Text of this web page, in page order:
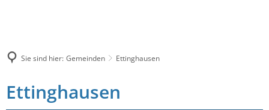
Sie sind hier: Gemeinden Ettinghausen
Ettinghausen